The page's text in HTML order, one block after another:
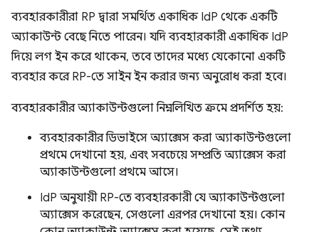
ব্যবহারকারীরা RP দ্বারা সমর্থিত একাধিক IdP থেকে একটি
অ্যাকাউন্ট বেছে নিতে পারেন। যদি ব্যবহারকারী একাধিক IdP
দিয়ে লগ ইন করে থাকেন, তবে তাদের মধ্যে যেকোনো একটি
ব্যবহার করে RP-তে সাইন ইন করার জন্য অনুরোধ করা হবে।
ব্যবহারকারীর অ্যাকাউন্টগুলো নিম্নলিখিত ক্রমে প্রদর্শিত হয়:
ব্যবহারকারীর ডিভাইসে অ্যাক্সেস করা অ্যাকাউন্টগুলো
প্রথমে দেখানো হয়, এবং সবচেয়ে সম্প্রতি অ্যাক্সেস করা
অ্যাকাউন্টগুলো প্রথমে আসে।
IdP অনুযায়ী RP-তে ব্যবহারকারী যে অ্যাকাউন্টগুলো
অ্যাক্সেস করেছেন, সেগুলো এরপর দেখানো হয়। কোন